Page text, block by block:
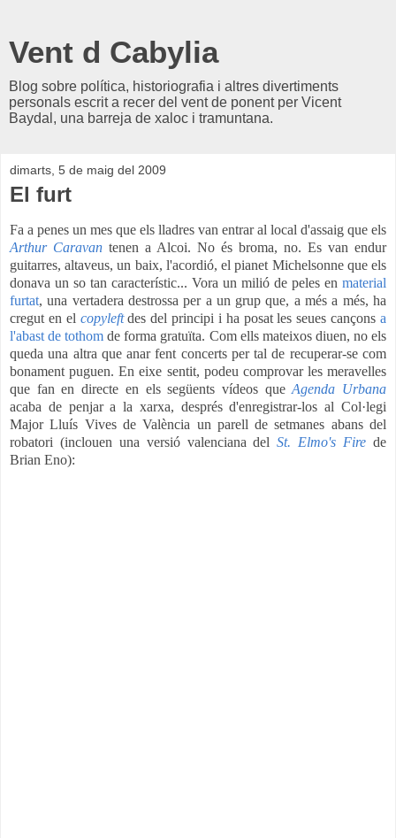
Vent d Cabylia
Blog sobre política, historiografia i altres divertiments
personals escrit a recer del vent de ponent per Vicent
Baydal, una barreja de xaloc i tramuntana.
dimarts, 5 de maig del 2009
El furt
Fa a penes un mes que els lladres van entrar al local d'assaig que els
Arthur Caravan tenen a Alcoi. No és broma, no. Es van endur
guitarres, altaveus, un baix, l'acordió, el pianet Michelsonne que els
donava un so tan característic... Vora un milió de peles en material
furtat, una vertadera destrossa per a un grup que, a més a més, ha
cregut en el copyleftdes del principi i ha posatles seues cançonsa
l'abast de tothom de forma gratuïta. Com ells mateixos diuen, no els
queda una altra que anar fent concerts per tal de recuperar-se com
bonament puguen. En eixe sentit, podeu comprovar les meravelles
que fan en directe en els següents vídeos queAgenda Urbana
acaba de penjar a la xarxa, després d'enregistrar-los al Col·legi
Major Lluís Vives de València un parell de setmanes abans del
robatori (inclouen una versió valenciana delSt. Elmo's Fire de
Brian Eno):